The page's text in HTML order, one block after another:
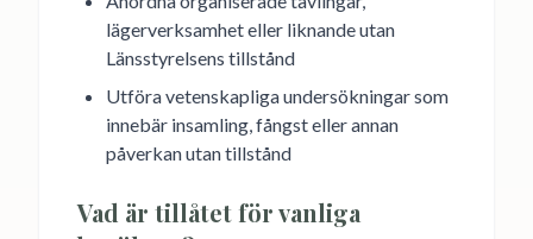
lägerverksamhet eller liknande utan
Länsstyrelsens tillstånd
Utföra vetenskapliga undersökningar som
innebär insamling, fångst eller annan
påverkan utan tillstånd
Vad är tillåtet för vanliga